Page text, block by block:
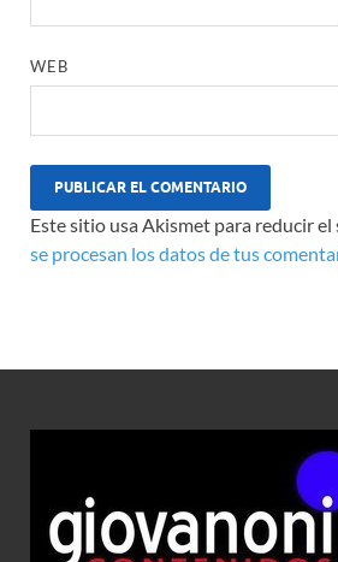
WEB
Este sitio usa Akismet para reducir el
se procesan los datos de tus